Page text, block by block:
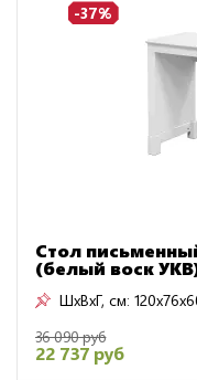
-37%
Стол
(белый воск
ШxВxГ, см:
36 090 руб
22 737 руб